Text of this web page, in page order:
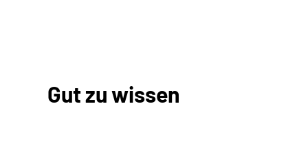
Gut zu wissen